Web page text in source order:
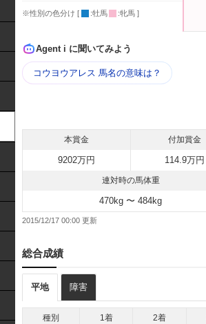
※性別の色分け [ :牡馬 :牝馬 ]
Agent i に聞いてみよう
コウヨウアレス 馬名の意味は？
本賞金 付加賞金
9202万円 114.9万円
連対時の馬体重
470kg 〜 484kg
2015/12/17 00:00
総合成績
平地 障害
種別 1着 2着